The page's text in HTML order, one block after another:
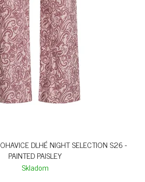
DLHÉ NIGHT SELECTION S26 -
PAINTED PAISLEY
Skladom